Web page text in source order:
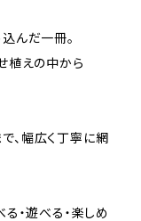
んだ一冊。
植えの中から
、幅広く丁寧に網
・遊べる・楽しめ